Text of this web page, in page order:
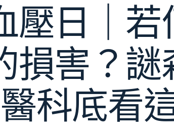
壓日｜
損害？
醫科底看